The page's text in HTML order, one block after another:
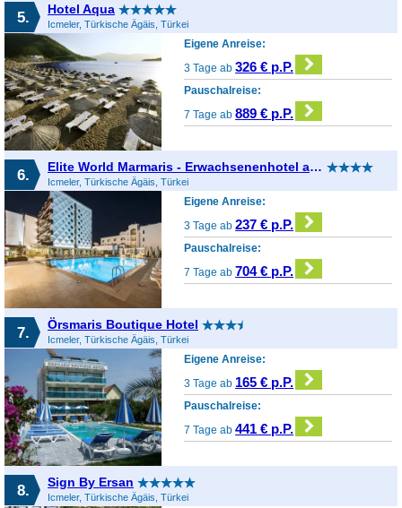
5. Hotel Aqua
Icmeler, Türkische Ägäis, Türkei
Eigene Anreise:
3 Tage ab326 € p.P.
Pauschalreise:
7 Tage ab889 € p.P.
6. Elite World Marmaris - Erwachsenenhotel ab 14 Jahren
Icmeler, Türkische Ägäis, Türkei
Eigene Anreise:
3 Tage ab237 € p.P.
Pauschalreise:
7 Tage ab 704 € p.P.
7. Örsmaris Boutique Hotel
Icmeler, Türkische Ägäis, Türkei
Eigene Anreise:
3 Tage ab 165 € p.P.
Pauschalreise:
7 Tage ab441 € p.P.
8. Sign By Ersan
Icmeler, Türkische Ägäis, Türkei